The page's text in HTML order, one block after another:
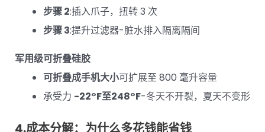
步骤 2:插入爪子，扭转 3 次
步骤 3:提升过滤器-脏水排入隔离隔间
军用级可折叠硅胶
可折叠成手机大小可扩展至 800 毫升容量
承受力 -22°F至248°F-冬天不开裂，夏天不变形
4.成本分解：为什么多花钱能省钱